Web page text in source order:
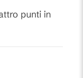
punti in